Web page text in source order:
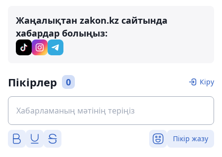
Жаңалықтан zakon.kz сайтында
хабардар болыңыз:
Пікірлер 0 Кіру
Пікір жазу